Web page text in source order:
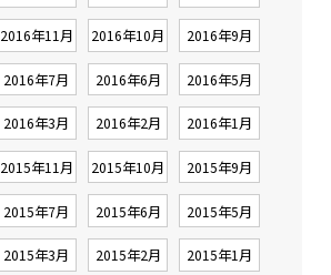
2016年11月 2016年10月 2016年9月
2016年7月 2016年6月 2016年5月
2016年3月 2016年2月 2016年1月
2015年11月 2015年10月 2015年9月
2015年7月 2015年6月 2015年5月
2015年3月 2015年2月 2015年1月